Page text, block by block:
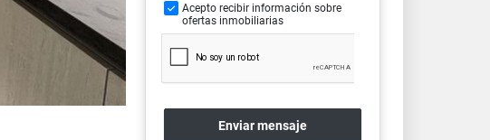
Acepto recibir información sobre
ofertas inmobiliarias
Enviar mensaje